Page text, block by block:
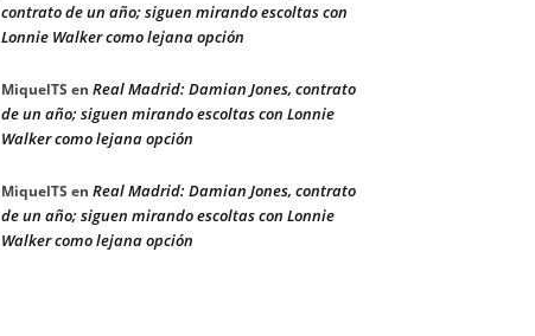
contrato de un año; siguen mirando escoltas con
Lonnie Walker como lejana opción
MiquelTS en Real Madrid: Damian Jones, contrato
de un año; siguen mirando escoltas con Lonnie
Walker como lejana opción
MiquelTS en Real Madrid: Damian Jones, contrato
de un año; siguen mirando escoltas con Lonnie
Walker como lejana opción